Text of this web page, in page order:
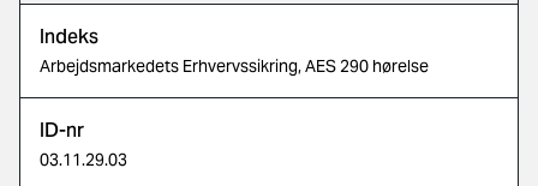
Indeks
Arbejdsmarkedets Erhvervssikring, AES 290 hørelse
ID-nr
03.11.29.03